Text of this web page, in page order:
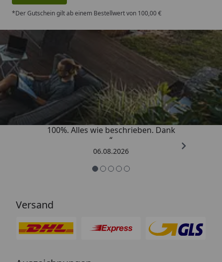
*Der Gutschein gilt ab einem Bestellwert von 100,00 €
Trusted Shops
4,83/ 5
„Super schnell gelifert. Ware passt
100%. Alles wie beschrieben. Dank
“
06.08.2026
Versand